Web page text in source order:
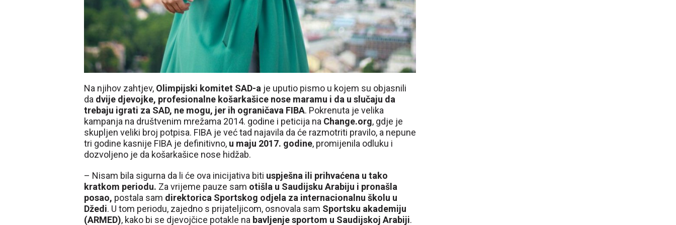
Na njihov zahtjev, Olimpijski komitet SAD-a je uputio pismo u kojem su objasnili
da dvije djevojke, profesionalne košarkašice nose maramu i da u slučaju da
trebaju igrati za SAD, ne mogu, jer ih ograničava FIBA. Pokrenuta je velika
kampanja na društvenim mrežama 2014. godine i peticija na Change.org, gdje je
skupljen veliki broj potpisa. FIBA je već tad najavila da će razmotriti pravilo, a nepune
tri godine kasnije FIBA je definitivno, u maju 2017. godine, promijenila odluku i
dozvoljeno je da košarkašice nose hidžab.
– Nisam bila sigurna da li će ova inicijativa biti uspješna ili prihvaćena u tako
kratkom periodu. Za vrijeme pauze sam otišla u Saudijsku Arabiju i pronašla
posao, postala sam direktorica Sportskog odjela za internacionalnu školu u
Džedi. U tom periodu, zajedno s prijateljicom, osnovala sam Sportsku akademiju
(ARMED), kako bi se djevojčice potakle na bavljenje sportom u Saudijskoj Arabiji.